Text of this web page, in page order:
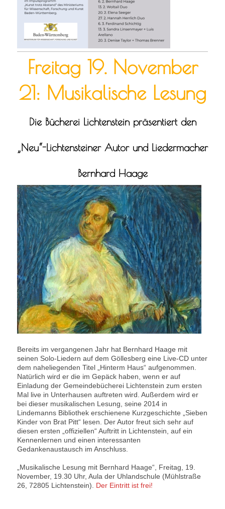
Freitag 19. November
21: Musikalische Lesung
Die Bücherei Lichtenstein präsentiert den
„Neu“-Lichtensteiner Autor und Liedermacher
Bernhard Haage
Bereits im vergangenen Jahr hat Bernhard Haage mit
seinen Solo-Liedern auf dem Göllesberg eine Live-CD unter
dem naheliegenden Titel „Hinterm Haus“ aufgenommen.
Natürlich wird er die im Gepäck haben, wenn er auf
Einladung der Gemeindebücherei Lichtenstein zum ersten
Mal live in Unterhausen auftreten wird. Außerdem wird er
bei dieser musikalischen Lesung, seine 2014 in
Lindemanns Bibliothek erschienene Kurzgeschichte „Sieben
Kinder von Brat Pitt“ lesen. Der Autor freut sich sehr auf
diesen ersten „offiziellen“ Auftritt in Lichtenstein, auf ein
Kennenlernen und einen interessanten
Gedankenaustausch im Anschluss.
„Musikalische Lesung mit Bernhard Haage“, Freitag, 19.
November, 19.30 Uhr, Aula der Uhlandschule (Mühlstraße
26, 72805 Lichtenstein). Der Eintritt ist frei!